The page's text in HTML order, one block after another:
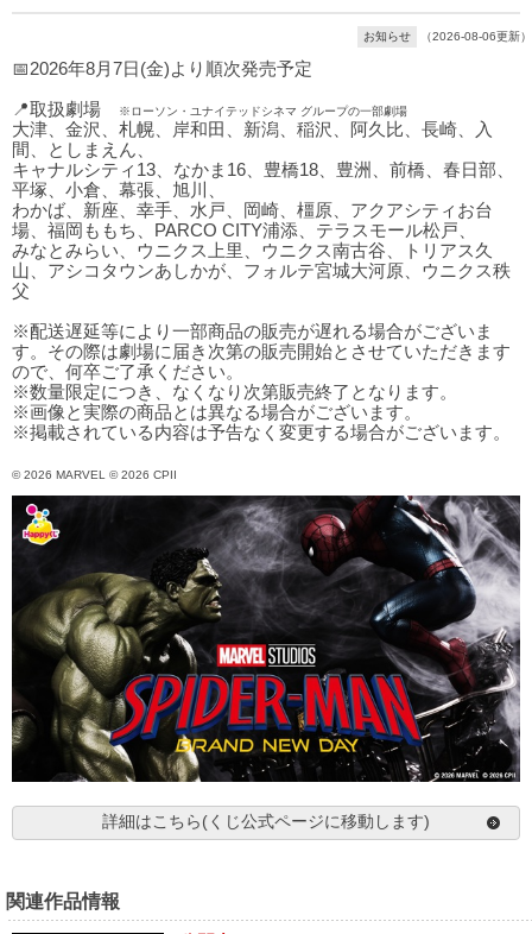
お知らせ （2026-08-06更新）
📅2026年8月7日(金)より順次発売予定
📍取扱劇場 ※ローソン・ユナイテッドシネマ グループの一部劇場
大津、金沢、札幌、岸和田、新潟、稲沢、阿久比、長崎、入
間、としまえん、
キャナルシティ13、なかま16、豊橋18、豊洲、前橋、春日部、
平塚、小倉、幕張、旭川、
わかば、新座、幸手、水戸、岡崎、橿原、アクアシティお台
場、福岡ももち、PARCO CITY浦添、テラスモール松戸、
みなとみらい、ウニクス上里、ウニクス南古谷、トリアス久
山、アシコタウンあしかが、フォルテ宮城大河原、ウニクス秩
父
※配送遅延等により一部商品の販売が遅れる場合がございま
す。その際は劇場に届き次第の販売開始とさせていただきます
ので、何卒ご了承ください。
※数量限定につき、なくなり次第販売終了となります。
※画像と実際の商品とは異なる場合がございます。
※掲載されている内容は予告なく変更する場合がございます。
© 2026 MARVEL © 2026 CPII
詳細はこちら(くじ公式ページに移動します)
関連作品情報